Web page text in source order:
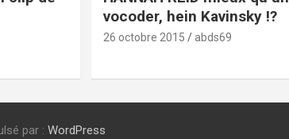
vocoder, hein Kavinsky !?
26 octobre 2015 abds69
par : WordPress